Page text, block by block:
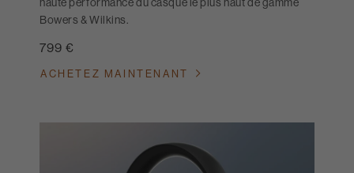
Bowers & Wilkins.
799 €
ACHETEZ MAINTENANT